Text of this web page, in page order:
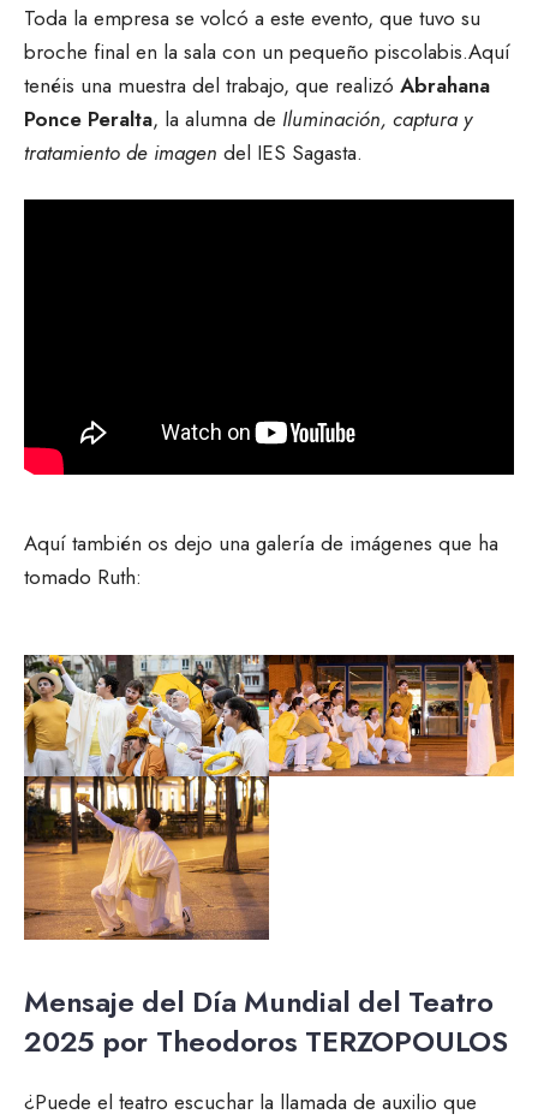
Toda la empresa se volcó a este evento, que tuvo su
broche final en la sala con un pequeño piscolabis.Aquí
tenéis una muestra del trabajo, que realizó Abrahana
Ponce Peralta, la alumna de Iluminación, captura y
tratamiento de imagen del IES Sagasta.
Aquí también os dejo una galería de imágenes que ha
tomado Ruth:
Mensaje del Día Mundial del Teatro
2025 por Theodoros TERZOPOULOS
¿Puede el teatro escuchar la llamada de auxilio que